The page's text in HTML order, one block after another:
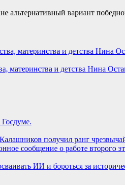
альтернативный вариант
материнства и детства Нина
получил ранг
сообщение о работе второго